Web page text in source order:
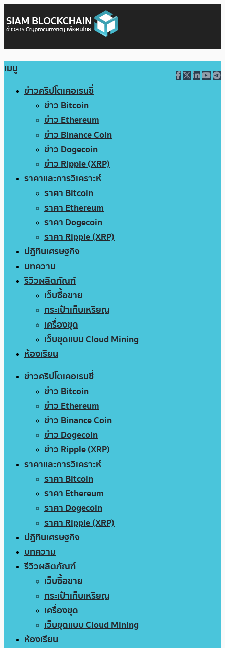
เมนู
ข่าวคริปโตเคอเรนซี่
ข่าว Bitcoin
ข่าว Ethereum
ข่าว Binance Coin
ข่าว Dogecoin
ข่าว Ripple (XRP)
ราคาและการวิเคราะห์
ราคา Bitcoin
ราคา Ethereum
ราคา Dogecoin
ราคา Ripple (XRP)
ปฏิทินเศรษฐกิจ
บทความ
รีวิวผลิตภัณฑ์
เว็บซื้อขาย
กระเป๋าเก็บเหรียญ
เครื่องขุด
เว็บขุดแบบ Cloud Mining
ห้องเรียน
ข่าวคริปโตเคอเรนซี่
ข่าว Bitcoin
ข่าว Ethereum
ข่าว Binance Coin
ข่าว Dogecoin
ข่าว Ripple (XRP)
ราคาและการวิเคราะห์
ราคา Bitcoin
ราคา Ethereum
ราคา Dogecoin
ราคา Ripple (XRP)
ปฏิทินเศรษฐกิจ
บทความ
รีวิวผลิตภัณฑ์
เว็บซื้อขาย
กระเป๋าเก็บเหรียญ
เครื่องขุด
เว็บขุดแบบ Cloud Mining
ห้องเรียน